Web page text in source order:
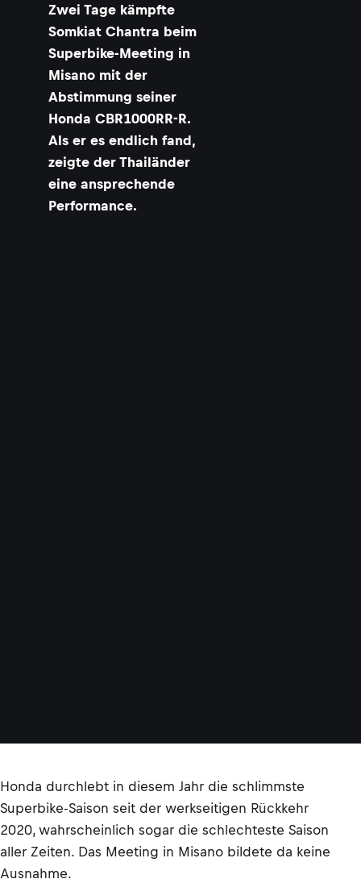
Zwei Tage kämpfte
Somkiat Chantra beim
Superbike-Meeting in
Misano mit der
Abstimmung seiner
Honda CBR1000RR-R.
Als er es endlich fand,
zeigte der Thailänder
eine ansprechende
Performance.
Honda durchlebt in diesem Jahr die schlimmste
Superbike-Saison seit der werkseitigen Rückkehr
2020, wahrscheinlich sogar die schlechteste Saison
aller Zeiten. Das Meeting in Misano bildete da keine
Ausnahme.